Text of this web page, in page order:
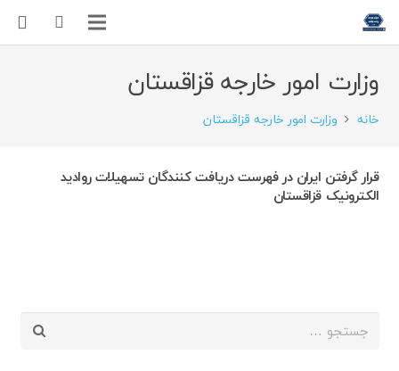
وزارت امور خارجه قزاقستان
خانه وزارت امور خارجه قزاقستان
قرار گرفتن ایران در فهرست دریافت کنندگان تسهیلات روادید
الکترونیک قزاقستان
جستجو